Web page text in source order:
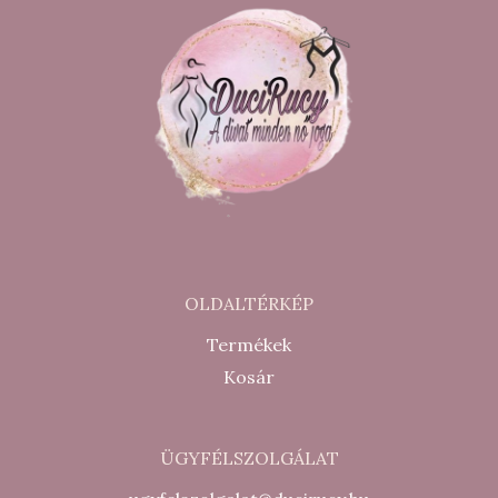
OLDALTÉRKÉP
Termékek
Kosár
ÜGYFÉLSZOLGÁLAT